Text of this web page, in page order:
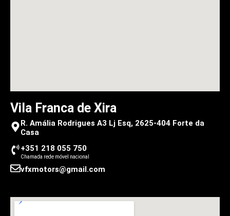
Vila Franca de Xira
R. Amália Rodrigues A3 Lj Esq, 2625-404 Forte da
Casa
+351 218 055 750
Chamada rede móvel nacional
vfxmotors@gmail.com